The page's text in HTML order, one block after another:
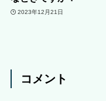
2023年12月21日
コメント